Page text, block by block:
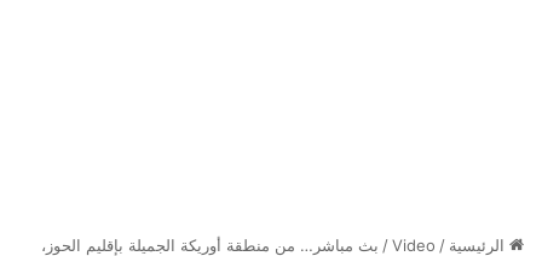
الرئيسية /
Video
/ بث مباشر… من منطقة أوريكة الجميلة بإقليم الحوز،